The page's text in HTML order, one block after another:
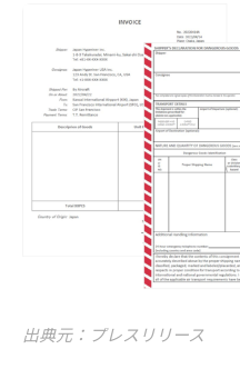
出典元：プレスリリース